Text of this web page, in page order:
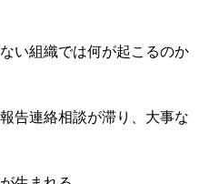
い組織では何が起こるのか
告連絡相談が滞り、大事な